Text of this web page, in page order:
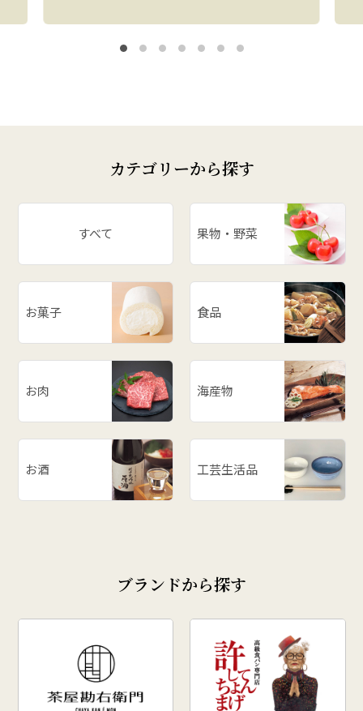
カテゴリーから探す
すべて 果物・野菜
お菓子 食品
お肉 海産物
お酒 工芸生活品
ブランドから探す